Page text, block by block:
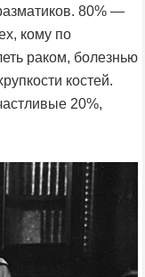
80% —
кому по
раком, болезнью
костей.
20%,